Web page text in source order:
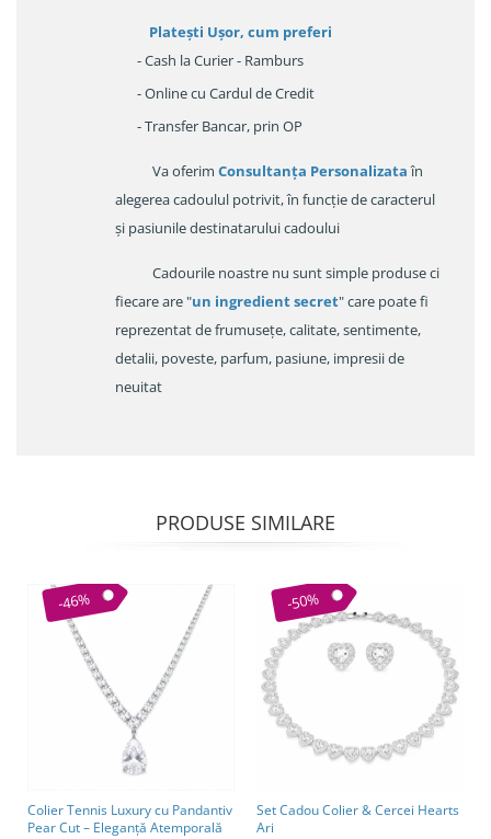
Platești Ușor, cum preferi
- Cash la Curier - Ramburs
- Online cu Cardul de Credit
- Transfer Bancar, prin OP
Va oferim Consultanța Personalizataîn
alegerea cadoulul potrivit, în funcție de caracterul
și pasiunile destinatarului cadoului
Cadourile noastre nu sunt simple produse ci
fiecare are "un ingredient secret" care poate fi
reprezentat de frumusețe, calitate, sentimente,
detalii, poveste, parfum, pasiune, impresii de
neuitat
PRODUSE SIMILARE
-46%
Colier Tennis Luxury cu Pandantiv
Pear Cut – Eleganță Atemporală
-50%
Set Cadou Colier & Cercei Hearts
Ari